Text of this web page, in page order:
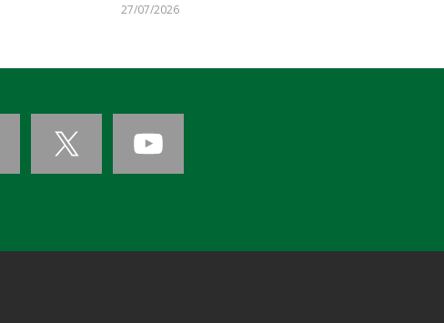
27/07/2026